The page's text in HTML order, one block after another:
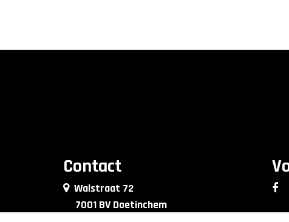
Contact
Walstraat 72
7001 BV Doetinchem